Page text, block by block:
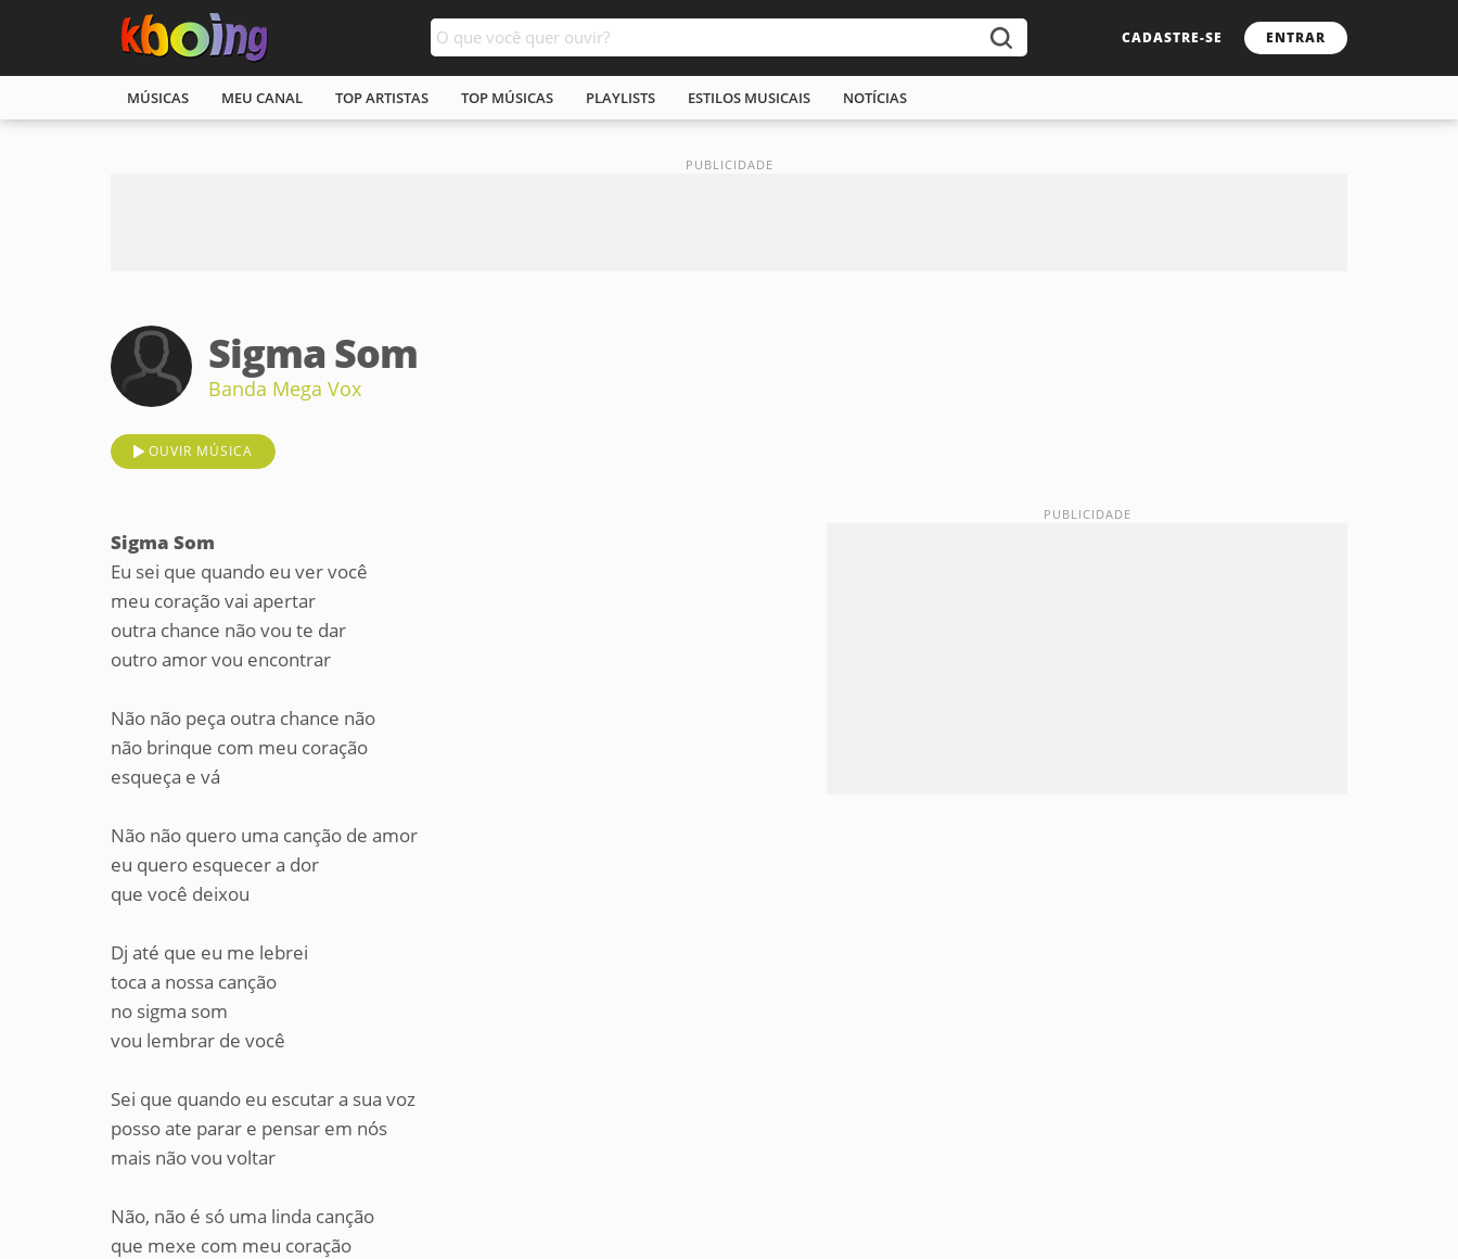
CADASTRE-SE ENTRAR
MÚSICAS MEU CANAL TOP ARTISTAS TOP MÚSICAS PLAYLISTS ESTILOS MUSICAIS NOTÍCIAS
Sigma Som
Banda Mega Vox
OUVIR MÚSICA
Sigma Som
Eu sei que quando eu ver você
meu coração vai apertar
outra chance não vou te dar
outro amor vou encontrar
Não não peça outra chance não
não brinque com meu coração
esqueça e vá
Não não quero uma canção de amor
eu quero esquecer a dor
que você deixou
Dj até que eu me lebrei
toca a nossa canção
no sigma som
vou lembrar de você
Sei que quando eu escutar a sua voz
posso ate parar e pensar em nós
mais não vou voltar
Não, não é só uma linda canção
que mexe com meu coração